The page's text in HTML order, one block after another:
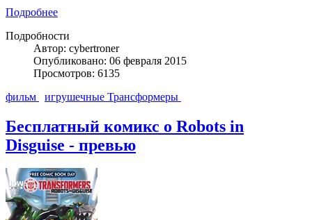
Подробнее
Подробности
Автор: cybertroner
Опубликовано: 06 февраля 2015
Просмотров: 6135
фильм
игрушечные Трансформеры
Бесплатный комикс о Robots in
Disguise - превью